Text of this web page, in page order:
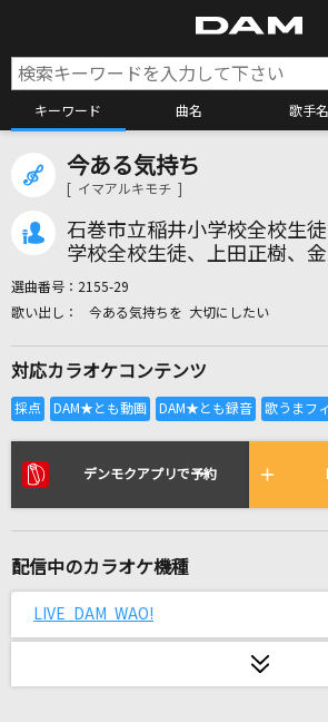
キーワード 曲名 歌手名
カラオケ検索
カラオケ店舗検索
カラオケリクエスト
全国りれき
ホワイトノイズ(「東京リベンジ
バージョン)
Official髭男dism
ガンモ・ドキッ!
スージー・松原
今ある気持ち
[ イマアルキモチ ]
石巻市立稲井小学校全校生
学校全校生徒、上田正樹、
選曲番号： 2155-29
今ある気持ちを 大切にしたい
対応カラオケコンテンツ
デンモクアプリで予約
配信中のカラオケ機種
LIVE DAM WAO!